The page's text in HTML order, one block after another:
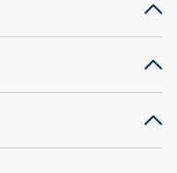
Bahnstraße in
den